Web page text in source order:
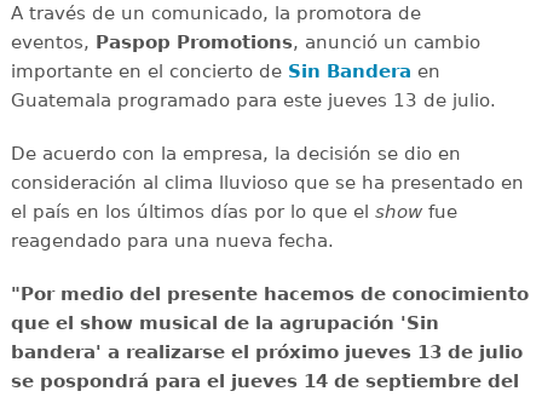
A través de un comunicado, la promotora de
eventos, Paspop Promotions, anunció un cambio
importante en el concierto de Sin Bandera en
Guatemala programado para este jueves 13 de julio.
De acuerdo con la empresa, la decisión se dio en
consideración al clima lluvioso que se ha presentado en
el país en los últimos días por lo que el showfue
reagendado para una nueva fecha.
"Por medio del presente hacemos de conocimiento
que el show musical de la agrupación 'Sin
bandera' a realizarse el próximo jueves 13 de julio
se pospondrá para el jueves 14 de septiembre del